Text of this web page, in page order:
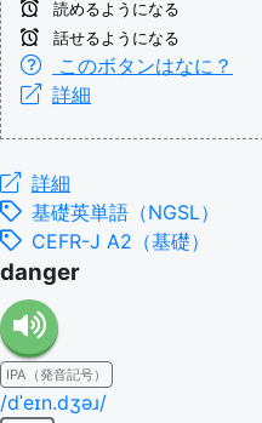
読めるようになる
話せるようになる
このボタンはなに？
詳細
詳細
基礎英単語（NGSL）
CEFR-J A2（基礎）
danger
IPA（発音記号）
/dˈeɪn.dʒəɹ/